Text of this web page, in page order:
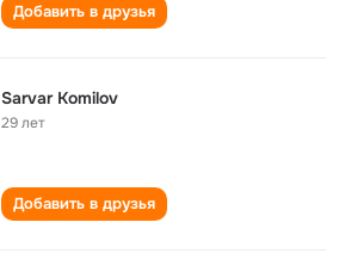
Добавить в друзья
Sarvar Komilov
29 лет
Добавить в друзья